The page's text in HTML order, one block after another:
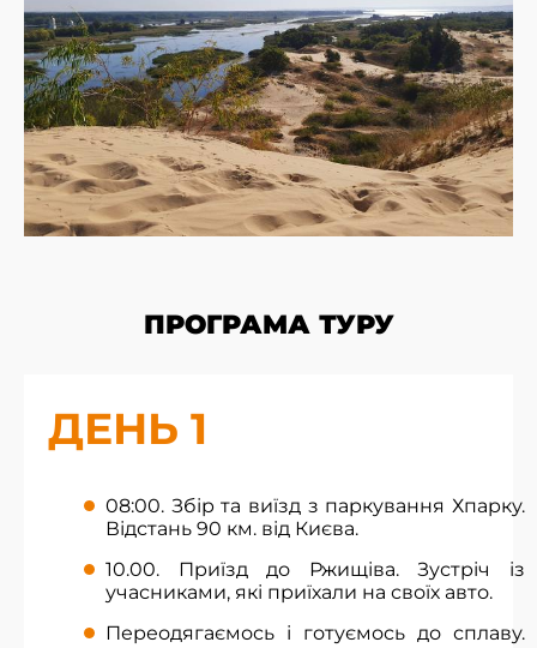
ПРОГРАМА ТУРУ
ДЕНЬ 1
08:00. Збір та виїзд з паркування Хпарку.
Відстань 90 км. від Києва.
10.00. Приїзд до Ржищіва. Зустріч із
учасниками, які приїхали на своїх авто.
Переодягаємось і готуємось до сплаву.